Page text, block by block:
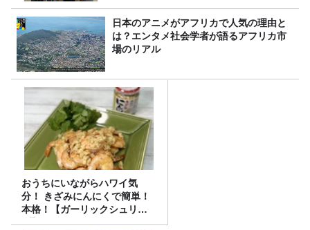
日本のアニメがアフリカで人気の理由と
は？エンタメ社会学者が語るアフリカ市
場のリアル
おうちにいながらハワイ気
分！ きざみにんにくで簡単！
本格！【ガーリックシュリン
プ】 桃屋のかんたんレシピ